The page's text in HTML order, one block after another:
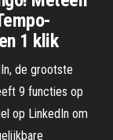
1 klik
de grootste
9 functies op
op LinkedIn om